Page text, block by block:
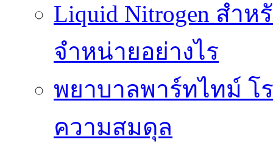
Liquid Nitrogen สำ
จำหน่ายอย่างไร
พยาบาลพาร์ทไทม์ โ
ความสมดุล